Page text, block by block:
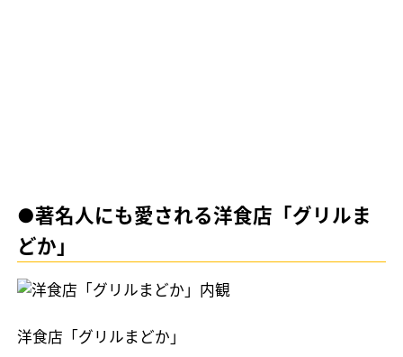
●著名人にも愛される洋食店「グリルま
どか」
洋食店「グリルまどか」